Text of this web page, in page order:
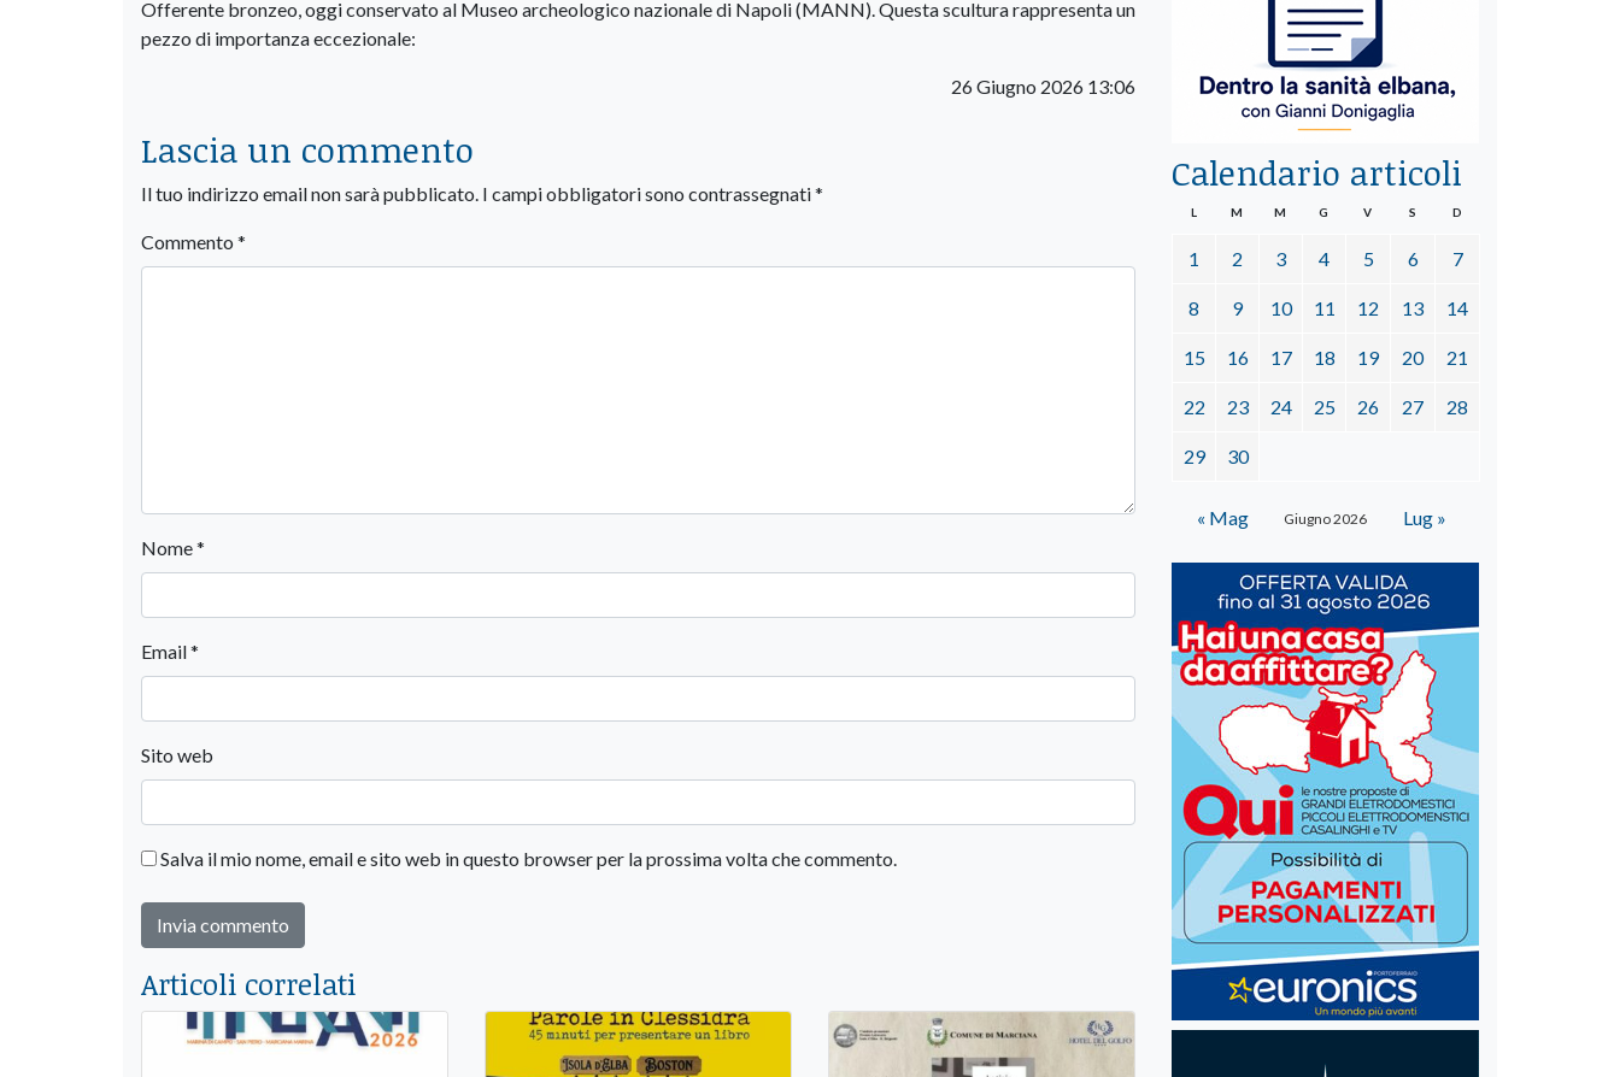
Offerente bronzeo, oggi conservato al Museo archeologico nazionale di Napoli (MANN). Questa scultura rappresenta un
pezzo di importanza eccezionale:
26 Giugno 2026 13:06
Lascia un commento
Il tuo indirizzo email non sarà pubblicato. I campi obbligatori sono contrassegnati*
Commento *
Nome*
Email*
Sito web
Salva il mio nome, email e sito web in questo browser per la prossima volta che commento.
Articoli correlati
Calendario articoli
Giugno 2026
L M M G V S D
1 2 3 4 5 6 7
8 9 10 11 12 13 14
15 16 17 18 19 20 21
22 23 24 25 26 27 28
29 30
« Mag Lug »